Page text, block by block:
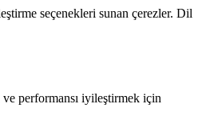
seçenekleri sunan çerezler. Dil
ve performansı iyileştirmek için